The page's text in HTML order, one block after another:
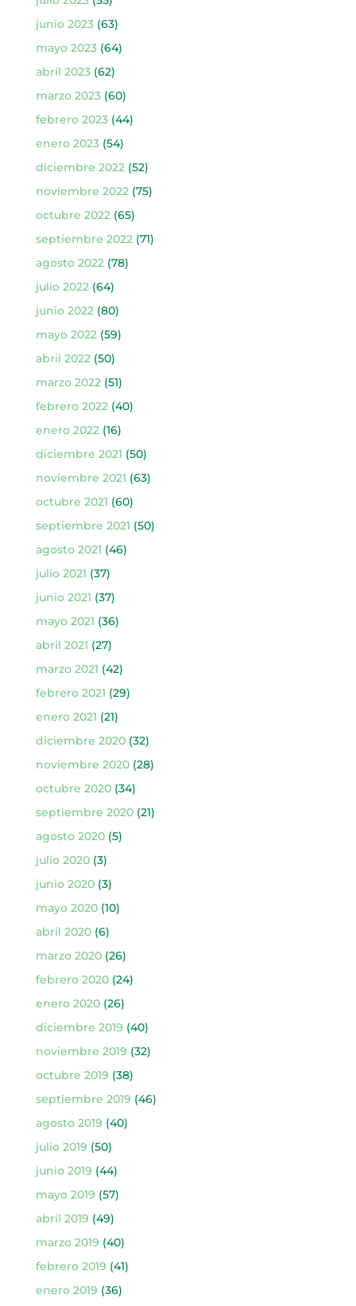
junio 2023(63)
mayo 2023(64)
abril 2023(62)
marzo 2023(60)
febrero 2023(44)
enero 2023(54)
diciembre 2022(52)
noviembre 2022(75)
octubre 2022(65)
septiembre 2022(71)
agosto 2022(78)
julio 2022(64)
junio 2022(80)
mayo 2022(59)
abril 2022(50)
marzo 2022(51)
febrero 2022(40)
enero 2022(16)
diciembre 2021 (50)
noviembre 2021 (63)
octubre 2021 (60)
septiembre 2021 (50)
agosto 2021 (46)
julio 2021 (37)
junio 2021 (37)
mayo 2021 (36)
abril 2021 (27)
marzo 2021 (42)
febrero 2021 (29)
enero 2021 (21)
diciembre 2020(32)
noviembre 2020(28)
octubre 2020(34)
septiembre 2020(21)
agosto 2020(5)
julio 2020(3)
junio 2020(3)
mayo 2020(10)
abril 2020(6)
marzo 2020(26)
febrero 2020(24)
enero 2020(26)
diciembre 2019 (40)
noviembre 2019 (32)
octubre 2019 (38)
septiembre 2019 (46)
agosto 2019 (40)
julio 2019 (50)
junio 2019 (44)
mayo 2019 (57)
abril 2019 (49)
marzo 2019 (40)
febrero 2019 (41)
enero 2019 (36)